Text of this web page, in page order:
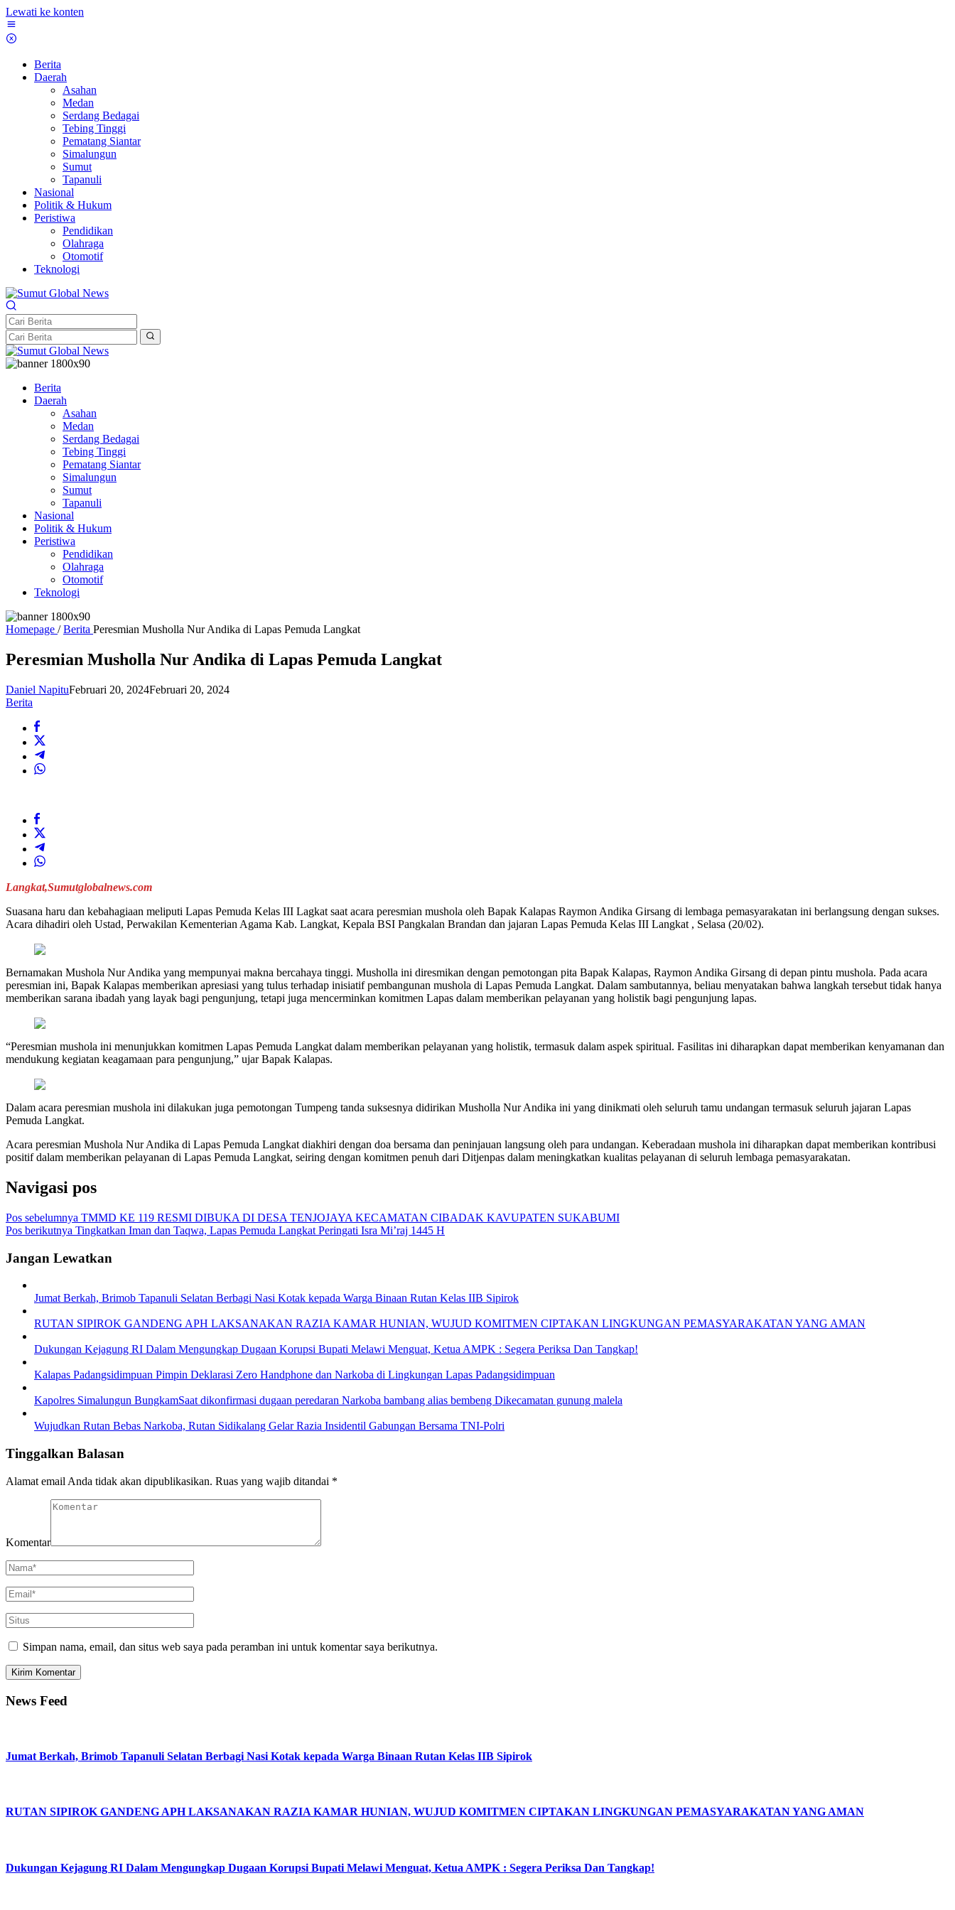
Lewati ke konten
Berita
Daerah
Asahan
Medan
Serdang Bedagai
Tebing Tinggi
Pematang Siantar
Simalungun
Sumut
Tapanuli
Nasional
Politik & Hukum
Peristiwa
Pendidikan
Olahraga
Otomotif
Teknologi
Berita
Daerah
Asahan
Medan
Serdang Bedagai
Tebing Tinggi
Pematang Siantar
Simalungun
Sumut
Tapanuli
Nasional
Politik & Hukum
Peristiwa
Pendidikan
Olahraga
Otomotif
Teknologi
Homepage / Berita Peresmian Musholla Nur Andika di Lapas Pemuda Langkat
Peresmian Musholla Nur Andika di Lapas Pemuda Langkat
Daniel NapituFebruari 20, 2024Februari 20, 2024
Berita
Langkat,Sumutglobalnews.com
Suasana haru dan kebahagiaan meliputi Lapas Pemuda Kelas III Lagkat saat acara peresmian mushola oleh Bapak Kalapas Raymon Andika Girsang di lembaga pemasyarakatan ini berlangsung dengan sukses.
Acara dihadiri oleh Ustad, Perwakilan Kementerian Agama Kab. Langkat, Kepala BSI Pangkalan Brandan dan jajaran Lapas Pemuda Kelas III Langkat , Selasa (20/02).
Bernamakan Mushola Nur Andika yang mempunyai makna bercahaya tinggi. Musholla ini diresmikan dengan pemotongan pita Bapak Kalapas, Raymon Andika Girsang di depan pintu mushola. Pada acara
peresmian ini, Bapak Kalapas memberikan apresiasi yang tulus terhadap inisiatif pembangunan mushola di Lapas Pemuda Langkat. Dalam sambutannya, beliau menyatakan bahwa langkah tersebut tidak hanya
memberikan sarana ibadah yang layak bagi pengunjung, tetapi juga mencerminkan komitmen Lapas dalam memberikan pelayanan yang holistik bagi pengunjung lapas.
“Peresmian mushola ini menunjukkan komitmen Lapas Pemuda Langkat dalam memberikan pelayanan yang holistik, termasuk dalam aspek spiritual. Fasilitas ini diharapkan dapat memberikan kenyamanan dan
mendukung kegiatan keagamaan para pengunjung,” ujar Bapak Kalapas.
Dalam acara peresmian mushola ini dilakukan juga pemotongan Tumpeng tanda suksesnya didirikan Musholla Nur Andika ini yang dinikmati oleh seluruh tamu undangan termasuk seluruh jajaran Lapas
Pemuda Langkat.
Acara peresmian Mushola Nur Andika di Lapas Pemuda Langkat diakhiri dengan doa bersama dan peninjauan langsung oleh para undangan. Keberadaan mushola ini diharapkan dapat memberikan kontribusi
positif dalam memberikan pelayanan di Lapas Pemuda Langkat, seiring dengan komitmen penuh dari Ditjenpas dalam meningkatkan kualitas pelayanan di seluruh lembaga pemasyarakatan.
Navigasi pos
Pos sebelumnya TMMD KE 119 RESMI DIBUKA DI DESA TENJOJAYA KECAMATAN CIBADAK KAVUPATEN SUKABUMI
Pos berikutnya Tingkatkan Iman dan Taqwa, Lapas Pemuda Langkat Peringati Isra Mi’raj 1445 H
Jangan Lewatkan
Jumat Berkah, Brimob Tapanuli Selatan Berbagi Nasi Kotak kepada Warga Binaan Rutan Kelas IIB Sipirok
RUTAN SIPIROK GANDENG APH LAKSANAKAN RAZIA KAMAR HUNIAN, WUJUD KOMITMEN CIPTAKAN LINGKUNGAN PEMASYARAKATAN YANG AMAN
Dukungan Kejagung RI Dalam Mengungkap Dugaan Korupsi Bupati Melawi Menguat, Ketua AMPK : Segera Periksa Dan Tangkap!
Kalapas Padangsidimpuan Pimpin Deklarasi Zero Handphone dan Narkoba di Lingkungan Lapas Padangsidimpuan
Kapolres Simalungun BungkamSaat dikonfirmasi dugaan peredaran Narkoba bambang alias bembeng Dikecamatan gunung malela
Wujudkan Rutan Bebas Narkoba, Rutan Sidikalang Gelar Razia Insidentil Gabungan Bersama TNI-Polri
Tinggalkan Balasan
Alamat email Anda tidak akan dipublikasikan. Ruas yang wajib ditandai *
Komentar
Simpan nama, email, dan situs web saya pada peramban ini untuk komentar saya berikutnya.
News Feed
Jumat Berkah, Brimob Tapanuli Selatan Berbagi Nasi Kotak kepada Warga Binaan Rutan Kelas IIB Sipirok
RUTAN SIPIROK GANDENG APH LAKSANAKAN RAZIA KAMAR HUNIAN, WUJUD KOMITMEN CIPTAKAN LINGKUNGAN PEMASYARAKATAN YANG AMAN
Dukungan Kejagung RI Dalam Mengungkap Dugaan Korupsi Bupati Melawi Menguat, Ketua AMPK : Segera Periksa Dan Tangkap!